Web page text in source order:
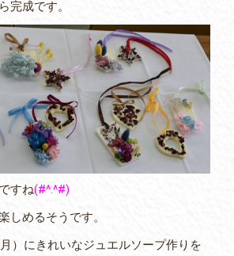
完成です。
すね(#^.^#)
しめるそうです。
）にきれいなジュエルソープ作りを